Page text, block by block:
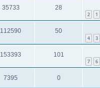
1
2
28
35733
3
4
50
112590
6
7
101
153393
0
7395